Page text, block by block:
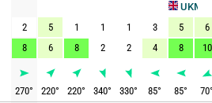
UKMO
2 5 1 1 1 3 5
6
8
6 8 2 2 4 8 10
270° 220° 220° 340° 330° 85° 85° 70